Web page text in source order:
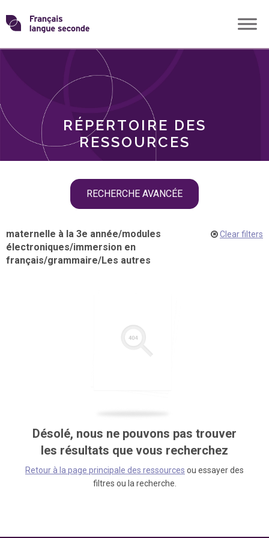
Skip
toTransformons
langue
RÉPERTOIRE DES
RESSOURCES
RECHERCHE AVANCÉE
THÈMES
maternelle à la 3e année/modules
électroniques/immersion en
français/grammaire/Les autres
Clear filters
Désolé, nous ne pouvons pas trouver
les résultats que vous recherchez
Retour à la page principale des ressources ou essayer des
filtres ou la recherche.